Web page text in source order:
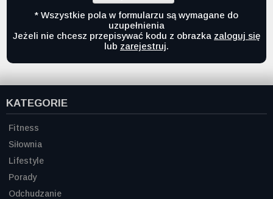
* Wszystkie pola w formularzu są wymagane do
uzupełnienia
Jeżeli nie chcesz przepisywać kodu z obrazka zaloguj się
lub zarejestruj.
KATEGORIE
Fitness
Siłownia
Lifestyle
Porady
Odchudzanie